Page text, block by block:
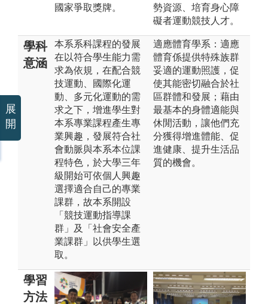
國家爭取獎牌。
勢資源、培育身心障
礙者運動競技人才。
學科
意涵
本系系科課程的發展
在以符合學生能力需
求為依規，在配合競
技運動、國際化運
動、多元化運動的需
求之下，增進學生對
本系專業課程產生專
業興趣，發展符合社
會動脈與本系本位課
程特色，於大學三年
級開始可依個人興趣
選擇適合自己的專業
課群，故本系開設
「競技運動指導課
群」及「社會安全產
業課群」以供學生選
取。
適應體育學系：適應
體育係提供特殊族群
妥適的運動照護，促
使其能密切融合於社
區群體和發展；藉由
最基本的身體適能與
休閒活動，讓他們充
分獲得增進體能、促
進健康、提升生活品
質的機會。
學習
方法
展
開